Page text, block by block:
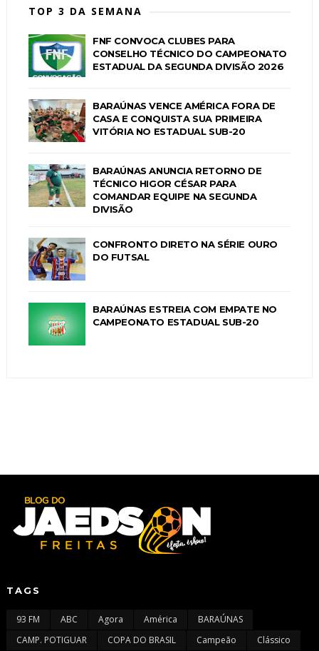
TOP 3 DA SEMANA
FNF CONVOCA CLUBES PARA
CONSELHO TÉCNICO DO CAMPEONATO
ESTADUAL DA SEGUNDA DIVISÃO 2026
BARAÚNAS VENCE AMÉRICA FORA DE
CASA E CONQUISTA SUA PRIMEIRA
VITÓRIA NO ESTADUAL SUB-20
BARAÚNAS ANUNCIA RETORNO DE
TÉCNICO HIGOR CÉSAR PARA
COMANDAR EQUIPE NA SEGUNDA
DIVISÃO
CONFRONTO DIRETO NA SÉRIE OURO
DO FUTSAL
BARAÚNAS ESTREIA COM EMPATE NO
CAMPEONATO ESTADUAL SUB-20
TAGS
93 FM ABC Agora América
BARAÚNAS
CAMP. POTIGUAR
COPA DO BRASIL Campeão Clássico